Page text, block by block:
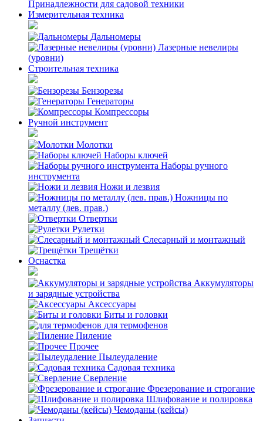
Принадлежности для садовой техники
Измерительная техника
Дальномеры
Лазерные невелиры
(уровни)
Строительная техника
Бензорезы
Генераторы
Компрессоры
Ручной инструмент
Молотки
Наборы ключей
Наборы ручного
инструмента
Ножи и лезвия
Ножницы по
металлу (лев. прав.)
Отвертки
Рулетки
Слесарный и монтажный
Трещётки
Оснастка
Аккумуляторы
и зарядные устройства
Аксессуары
Биты и головки
для термофенов
Пиление
Прочее
Пылеудаление
Садовая техника
Сверление
Фрезерование и строгание
Шлифование и полировка
Чемоданы (кейсы)